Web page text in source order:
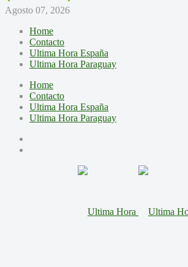
Agosto 07, 2026
Home
Contacto
Ultima Hora España
Ultima Hora Paraguay
Home
Contacto
Ultima Hora España
Ultima Hora Paraguay